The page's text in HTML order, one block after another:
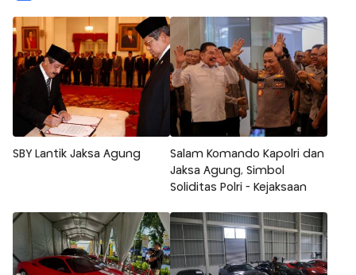
SBY Lantik Jaksa Agung
Salam Komando Kapolri dan
Jaksa Agung, Simbol
Soliditas Polri - Kejaksaan